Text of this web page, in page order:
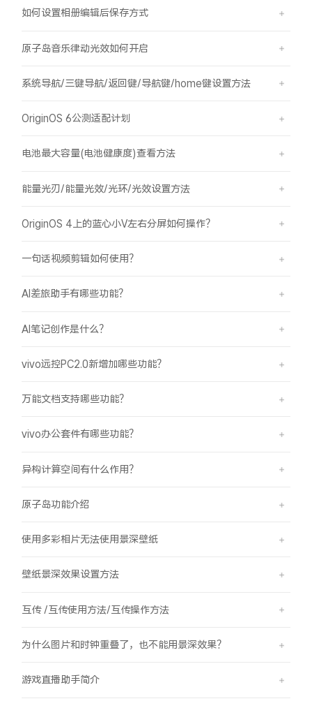
如何设置相册编辑后保存方式
原子岛音乐律动光效如何开启
系统导航/三键导航/返回键/导航键/home键设置方法
OriginOS 6公测适配计划
电池最大容量(电池健康度)查看方法
能量光刃/能量光效/光环/光效设置方法
OriginOS 4上的蓝心小V左右分屏如何操作？
一句话视频剪辑如何使用？
AI差旅助手有哪些功能？
AI笔记创作是什么？
vivo远控PC2.0新增加哪些功能？
万能文档支持哪些功能？
vivo办公套件有哪些功能？
异构计算空间有什么作用？
原子岛功能介绍
使用多彩相片无法使用景深壁纸
壁纸景深效果设置方法
互传 /互传使用方法/互传操作方法
为什么图片和时钟重叠了，也不能用景深效果？
游戏直播助手简介